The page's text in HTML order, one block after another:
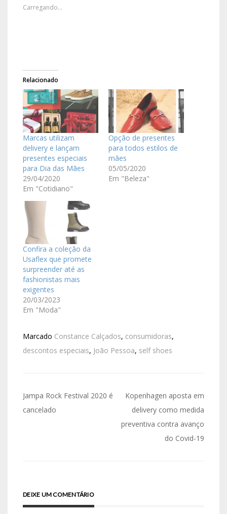
Carregando...
Relacionado
Marcas utilizam
delivery e lançam
presentes especiais
para Dia das Mães
29/04/2020
Em "Cotidiano"
Opção de presentes
para todos estilos de
mães
05/05/2020
Em "Beleza"
Confira a coleção da
Usaflex que promete
surpreender até as
fashionistas mais
exigentes
20/03/2023
Em "Moda"
Marcado Constance Calçados, consumidoras,
descontos especiais, João Pessoa, self shoes
Jampa Rock Festival 2020 é
cancelado
Kopenhagen aposta em
delivery como medida
preventiva contra avanço
do Covid-19
DEIXE UM COMENTÁRIO